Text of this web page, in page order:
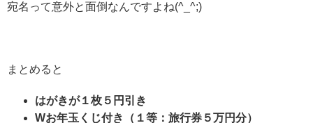
宛名って意外と面倒なんですよね(^_^;)
まとめると
はがきが１枚５円引き
Wお年玉くじ付き（１等：旅行券５万円分）